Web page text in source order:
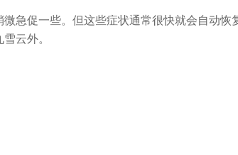
急促一些。但这些症状通常很快就会自动恢
云外。